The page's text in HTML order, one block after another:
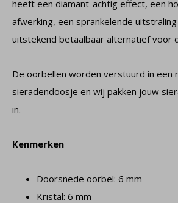
heeft een diamant-achtig effect, een
afwerking, een sprankelende
uitstekend betaalbaar alternatief voor
De oorbellen worden verstuurd in een
sieradendoosje en wij pakken jouw
in.
Kenmerken
Doorsnede oorbel: 6 mm
Kristal: 6 mm